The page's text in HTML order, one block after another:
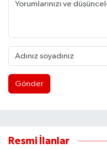
Gönder
Resmi İlanlar